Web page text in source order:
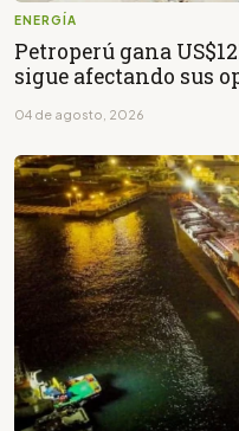
ENERGÍA
Petroperú gana
sigue afectando sus
04 de agosto, 2026